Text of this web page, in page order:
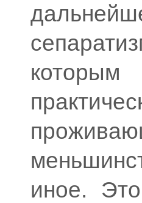
иное.